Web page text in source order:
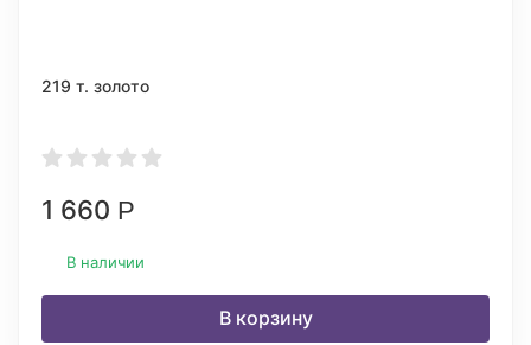
219 т. золото
1 660 Р
В наличии
В корзину